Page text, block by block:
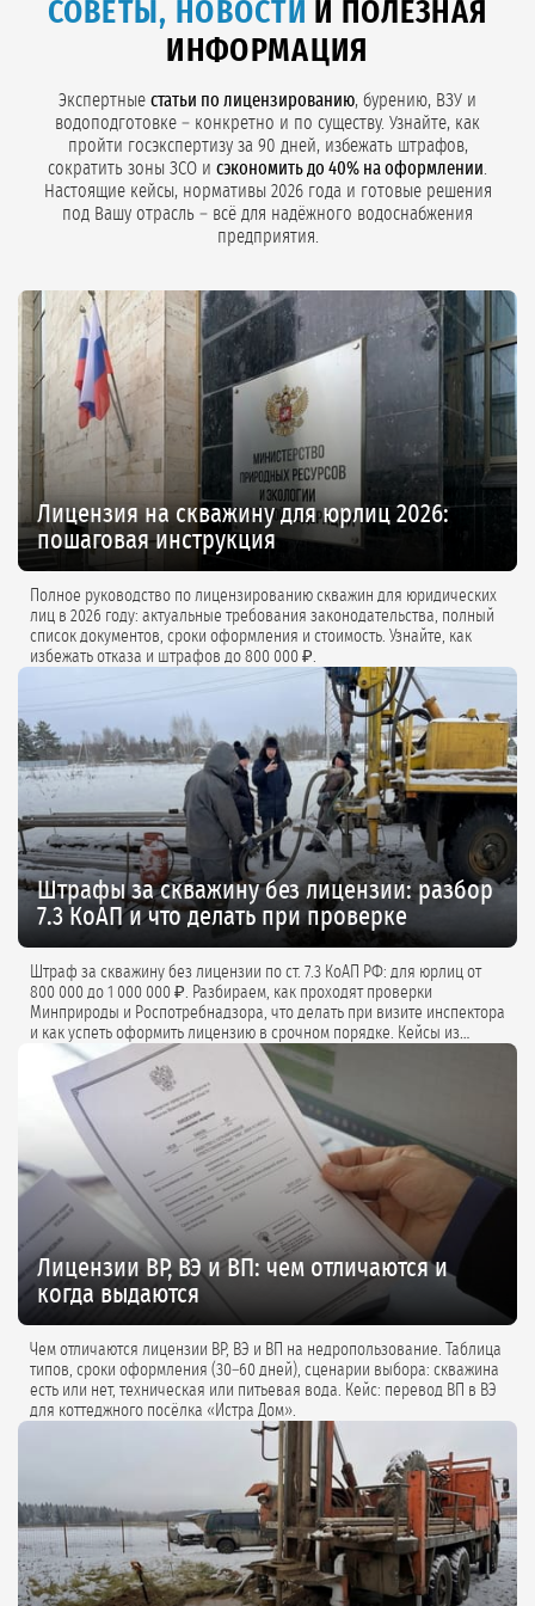
СОВЕТЫ, НОВОСТИ И ПОЛЕЗНАЯ
ИНФОРМАЦИЯ
Экспертные статьи по лицензированию, бурению, ВЗУ и
водоподготовке – конкретно и по существу. Узнайте, как
пройти госэкспертизу за 90 дней, избежать штрафов,
сократить зоны ЗСО и сэкономить до 40% на оформлении
Настоящие кейсы, нормативы 2026 года и готовые решения
под Вашу отрасль – всё для надёжного водоснабжения
предприятия.
Лицензия на скважину для юрлиц 2026:
пошаговая инструкция
Полное руководство по лицензированию скважин для юридических
лиц в 2026 году: актуальные требования законодательства, полный
список документов, сроки оформления и стоимость. Узнайте, как
избежать отказа и штрафов до 800 000 ₽.
Штрафы за скважину без лицензии: разбор
7.3 КоАП и что делать при проверке
Штраф за скважину без лицензии по ст. 7.3 КоАП РФ: для юрлиц от
800 000 до 1 000 000 ₽. Разбираем, как проходят проверки
Минприроды и Роспотребнадзора, что делать при визите инспектора
и как успеть оформить лицензию в срочном порядке. Кейсы из
практики и советы экспертов.
Лицензии ВР, ВЭ и ВП: чем отличаются и
когда выдаются
Чем отличаются лицензии ВР, ВЭ и ВП на недропользование. Таблица
типов, сроки оформления (30–60 дней), сценарии выбора: скважина
есть или нет, техническая или питьевая вода. Кейс: перевод ВП в ВЭ
для коттеджного посёлка «Истра Дом».